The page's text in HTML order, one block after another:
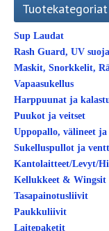
Tuotekategoriat
Sup Laudat
Rash Guard, UV
Maskit, Snorkkelit,
Vapaasukellus
Harppuunat ja
Puukot ja veitset
Uppopallo, välineet ja
Sukelluspullot ja
Kantolaitteet/Levyt/
Kellukkeet & Wingsit
Tasapainotusliivit
Paukkuliivit
Laitepaketit